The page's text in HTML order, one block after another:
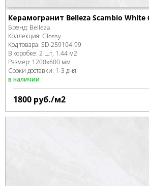
Керамогранит Belleza Scambio White
Бренд: Belleza
Коллекция: Glossy
Код товара: SD-259104-99
В коробке: 2 шт, 1.44 м2
Размер: 1200x600 мм
Сроки доставки: 1-3 дня
в наличии
1800 руб./м2